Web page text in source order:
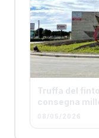
Truffa del
consegna
08/05/2026